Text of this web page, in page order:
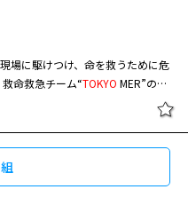
場に駆けつけ、命を救うために危
命救急チーム“TOKYO MER”の活
ジェンシー・ルームの略称で、彼
した大型車両（ERカー）で、危
たミッションである。鈴木亮平
う救命救急のプロフェッショナル